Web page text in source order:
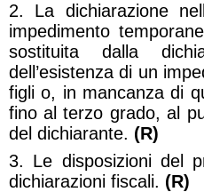
2. La dichiarazione
impedimento
sostituita dalla
dell’esistenza di un
figli o, in mancanza di
fino al terzo grado, al
del dichiarante. (R)
3. Le disposizioni del
dichiarazioni fiscali. (R)